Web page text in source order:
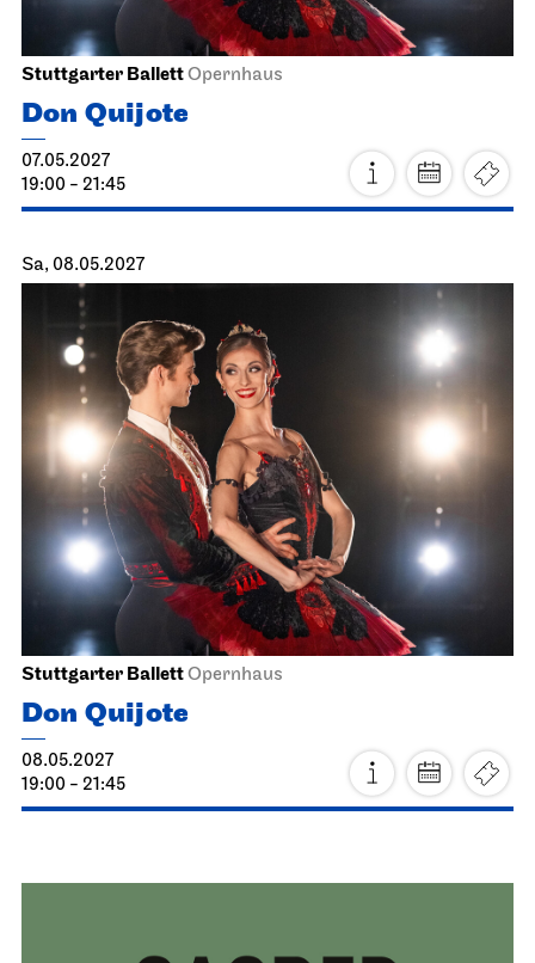
Stuttgarter BallettOpernhaus
Don Quijote
07.05.2027
19:00 - 21:45
Sa, 08.05.2027
Stuttgarter BallettOpernhaus
Don Quijote
08.05.2027
19:00 - 21:45